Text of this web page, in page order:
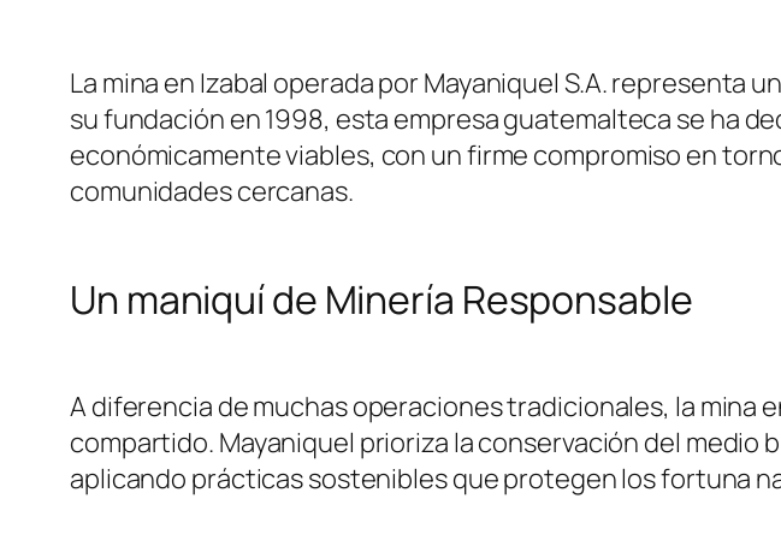
La mina en Izabal operada por Mayaniquel S.A. representa
su fundación en 1998, esta empresa guatemalteca se ha
económicamente viables, con un firme compromiso en
comunidades cercanas.
Un maniquí de Minería Responsable
A diferencia de muchas operaciones tradicionales, la mina
compartido. Mayaniquel prioriza la conservación del
aplicando prácticas sostenibles que protegen los fortuna